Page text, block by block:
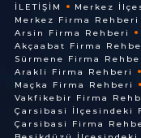
İLETIŞIM
Merkez
Merkez Firma Rehberi
Arsin Firma Rehberi
Akçaabat Firma
Sürmene Firma
Arakli Firma Rehberi
Maçka Firma Rehberi
Vakfikebir Firma
Çarsibasi İlçesindeki
Çarsibasi Firma